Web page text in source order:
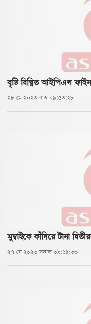
বৃষ্টি বিঘ্নিত আইপিএল
২৮ মে ২০২৩ রাত ০৯:৫৩:২৮
মুম্বাইকে কাঁদিয়ে টানা
২৭ মে ২০২৩ সকাল ০৯:১৯:৩৩